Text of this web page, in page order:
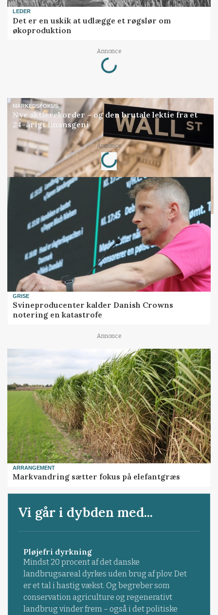
LEDER
Det er en uskik at udlægge et røgslør om
økoproduktion
Annonce
Loading...
MARKEDSFOKUS
Nye aktierekorder – og den brutale lektie fra et
24-årigt finansgeni
Annonce
Loading...
GRISE
Svineproducenter kalder Danish Crowns
notering en katastrofe
Annonce
ARRANGEMENT
Markvandring sætter fokus på elefantgræs
Vi går i dybden med...
Pløjefri dyrkning
Mindst 20 procent af det danske
landbrugsareal dyrkes uden brug af plov. Det
er et tal i hastig vækst. Og begreber som
conservation agriculture og regenerativt
landbrug vinder frem – også i det politiske